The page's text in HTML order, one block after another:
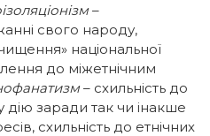
–
свого народу,
національної
до міжетнічним
– схильність до
дію заради так чи інакше
схильність до етнічних